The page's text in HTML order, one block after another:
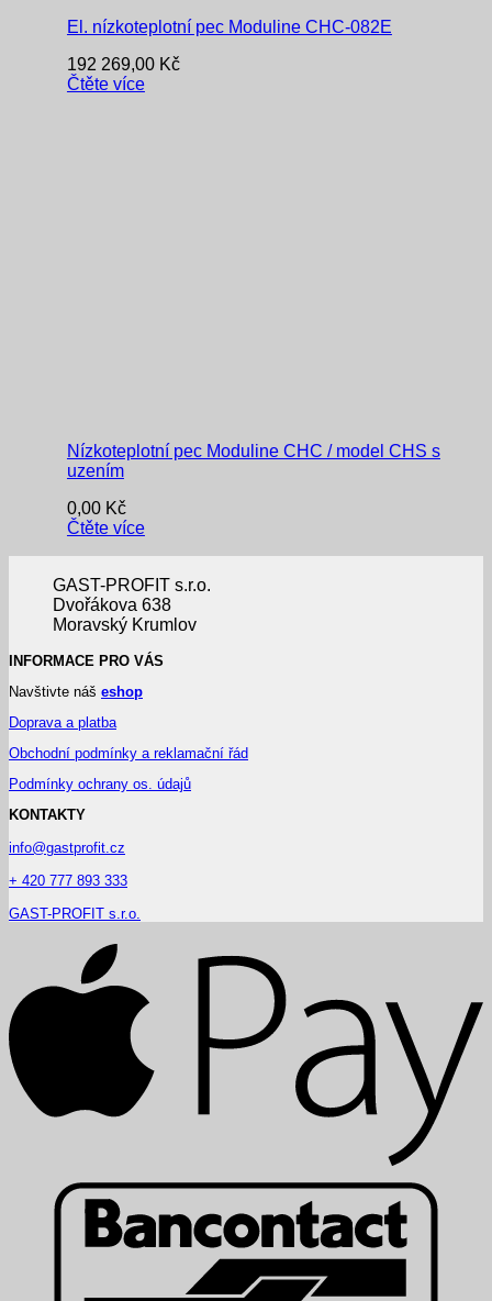
El. nízkoteplotní pec Moduline CHC-082E
192 269,00 Kč
Čtěte více
Nízkoteplotní pec Moduline CHC / model CHS s
uzením
0,00 Kč
Čtěte více
GAST-PROFIT s.r.o.
Dvořákova 638
Moravský Krumlov
INFORMACE PRO VÁS
Navštivte náš eshop
Doprava a platba
Obchodní podmínky a reklamační řád
Podmínky ochrany os. údajů
KONTAKTY
info@gastprofit.cz
+ 420 777 893 333
GAST-PROFIT s.r.o.